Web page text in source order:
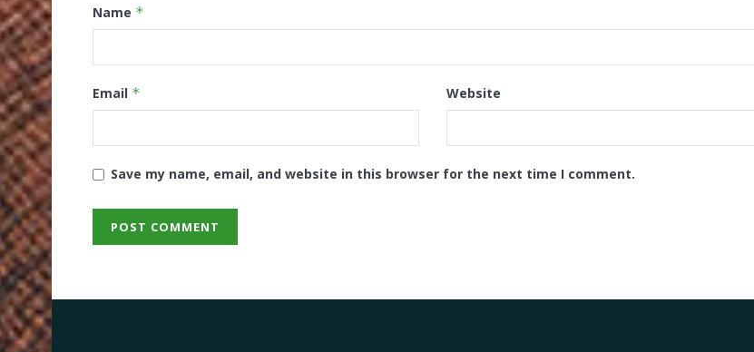
Name *
Email * Website
Save my name, email, and website in this browser for the next time I comment.